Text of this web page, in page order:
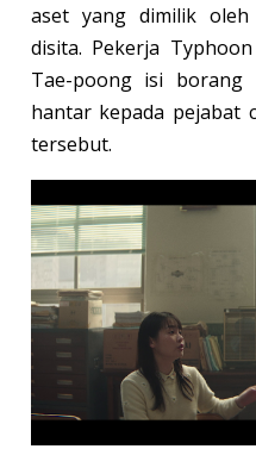
aset yang dimilik
disita. Pekerja
Tae-poong isi
hantar kepada pejabat
tersebut.